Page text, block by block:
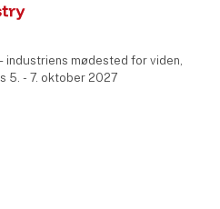
industriens mødested for viden,
5. - 7. oktober 2027